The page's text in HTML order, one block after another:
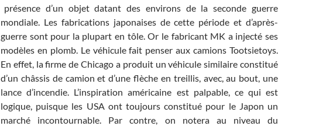
présence d’un objet datant des environs de la seconde guerre
mondiale. Les fabrications japonaises de cette période et d’après-
guerre sont pour la plupart en tôle. Or le fabricant MK a injecté ses
modèles en plomb. Le véhicule fait penser aux camions Tootsietoys.
En effet, la firme de Chicago a produit un véhicule similaire constitué
d’un châssis de camion et d’une flèche en treillis, avec, au bout, une
lance d’incendie. L’inspiration américaine est palpable, ce qui est
logique, puisque les USA ont toujours constitué pour le Japon un
marché incontournable. Par contre, on notera au niveau du